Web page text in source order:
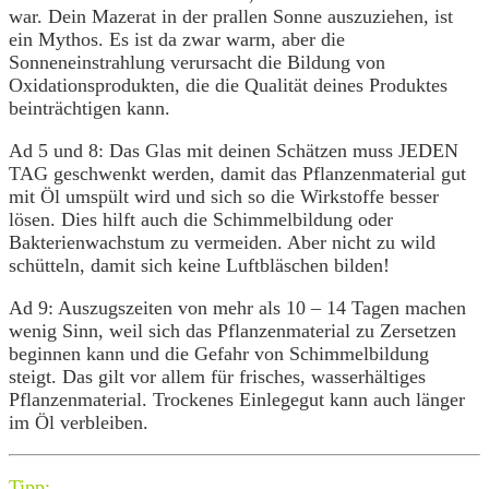
war. Dein Mazerat in der prallen Sonne auszuziehen, ist
ein Mythos. Es ist da zwar warm, aber die
Sonneneinstrahlung verursacht die Bildung von
Oxidationsprodukten, die die Qualität deines Produktes
beinträchtigen kann.
Ad 5 und 8: Das Glas mit deinen Schätzen muss JEDEN
TAG geschwenkt werden, damit das Pflanzenmaterial gut
mit Öl umspült wird und sich so die Wirkstoffe besser
lösen. Dies hilft auch die Schimmelbildung oder
Bakterienwachstum zu vermeiden. Aber nicht zu wild
schütteln, damit sich keine Luftbläschen bilden!
Ad 9: Auszugszeiten von mehr als 10 – 14 Tagen machen
wenig Sinn, weil sich das Pflanzenmaterial zu Zersetzen
beginnen kann und die Gefahr von Schimmelbildung
steigt. Das gilt vor allem für frisches, wasserhältiges
Pflanzenmaterial. Trockenes Einlegegut kann auch länger
im Öl verbleiben.